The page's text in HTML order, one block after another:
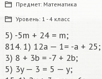
Предмет: Математика
Уровень: 1 - 4 класс
5) -5m + 24 = m;
814. 1) 12a — 1= -a + 25;
3) 8 + 3b = -7 + 2b;
5) 3y — 3 = 5 — y;